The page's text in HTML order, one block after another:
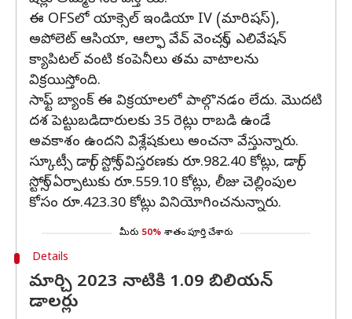
ఈ OFSలో యాక్సెల్ ఇండియా IV (మారిషస్),
అపోలెట్ ఆసియా, ఆల్ఫా వేవ్ వెంచర్స్, ఎలివేషన్
క్యాపిటల్ వంటి కంపెనీలు తమ వాటాలను
విక్రయిస్తోంది.
సాఫ్ట్ బ్యాంక్ ఈ విక్రయాలలో పాల్గొనడం లేదు. మొదటి
దశ పెట్టుబడిదారులకు 35 రెట్లు రాబడి ఉండే
అవకాశం ఉందని విశ్లేషకులు అంచనా వేస్తున్నారు.
స్కూట్సీ డార్క్ స్టోర్స్ విస్తరణకు రూ.982.40 కోట్లు, డార్క్
స్టోర్స్ ఏర్పాటుకు రూ.559.10 కోట్లు, లీజు చెల్లింపుల
కోసం రూ.423.30 కోట్లు వినియోగించనున్నారు.
మీరు 50% శాతం పూర్తి చేశారు
Details
మార్చి 2023 నాటికి 1.09 బిలియన్
డాలర్లు